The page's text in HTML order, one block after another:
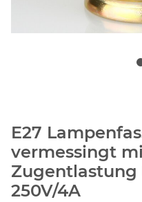
E27
vermessingt
250V/4A